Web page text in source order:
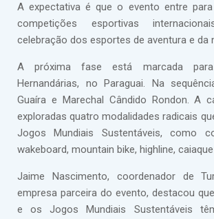
A expectativa é que o evento entre
competições esportivas
celebração dos esportes de aventura e da
A próxima fase está marcada
Hernandárias, no Paraguai. Na
Guaíra e Marechal Cândido Rondon. A
exploradas quatro modalidades radicais
Jogos Mundiais Sustentáveis, como
wakeboard, mountain bike, highline,
Jaime Nascimento, coordenador de
empresa parceira do evento, destacou
e os Jogos Mundiais Sustentáveis